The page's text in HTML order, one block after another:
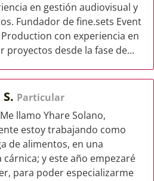
en gestión audiovisual y
Fundador de fine.sets Event
con experiencia en
proyectos desde la fase de...
Particular
llamo Yhare Solano,
estoy trabajando como
de alimentos, en una
cárnica; y este año empezaré
para poder especializarme